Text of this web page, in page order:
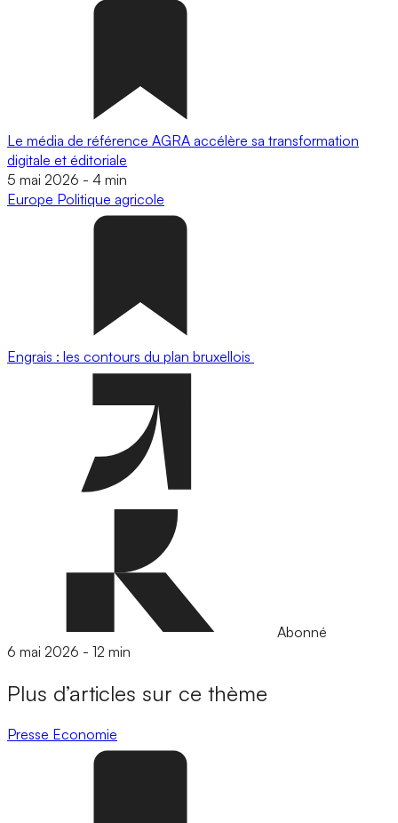
Le média de référence AGRA accélère sa transformation
digitale et éditoriale
5 mai 2026 - 4 min
Europe Politique agricole
Engrais : les contours du plan bruxellois
Abonné
6 mai 2026 - 12 min
Plus d’articles sur ce thème
Presse Economie